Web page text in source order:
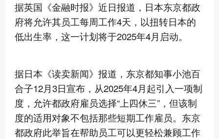
据英国《金融时报》近日报道，日本东京都政
府将允许其员工每周工作4天，以扭转日本的
低出生率，这一计划将于2025年4月启动。
据日本《读卖新闻》报道，东京都知事小池百
合子12月3日宣布，从2025年4月起引入一项制
度，允许都政府雇员选择“上四休三”，但该制
度的适用对象不包括那些短期工作雇员。东京
都政府此举旨在帮助员工可以更轻松兼顾工作